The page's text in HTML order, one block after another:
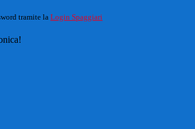
tramite la Login Spaggiari